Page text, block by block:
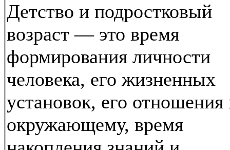
Детство и подростковый
возраст — это время
формирования личности
человека, его жизненных
установок, его отношения
окружающему, время